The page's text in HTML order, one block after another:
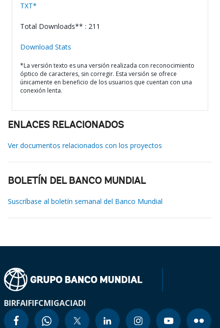
TXT*
Total Downloads** : 211
Download Stats
*La versión texto es una versión realizada con reconocimiento
óptico de caracteres, sin corregir. Esta versión se ofrece
únicamente en beneficio de los usuarios que cuentan con una
conexión lenta.
ENLACES RELACIONADOS
Ver documentos relacionados con los proyectos
BOLETÍN DEL BANCO MUNDIAL
Suscríbase al boletín semanal del Banco Mundial
BIRFAIFIFCMIGACIADI